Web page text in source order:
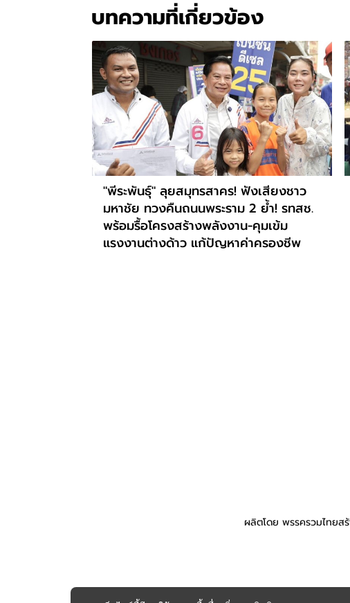
บทความที่เกี่ยวข้อง
"พีระพันธุ์" ลุยสมุทรสาคร! ฟังเสียงชาว
มหาชัย ทวงคืนถนนพระราม 2 ย้ำ! รทสช.
พร้อมรื้อโครงสร้างพลังงาน-คุมเข้ม
แรงงานต่างด้าว แก้ปัญหาค่าครองชีพ
ผลิตโดย พรรครวมไทยส